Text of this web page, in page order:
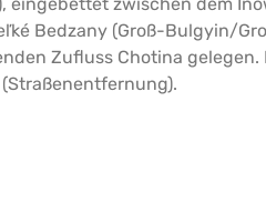
Bedzany (Groß-Bulgyin/
Zufluss Chotina gelegen.